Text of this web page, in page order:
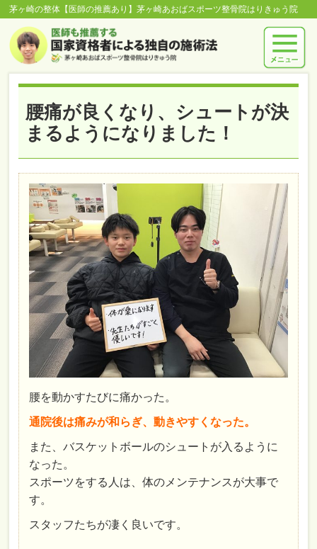
茅ヶ崎の整体【医師の推薦あり】茅ヶ崎あおばスポーツ整骨院はりきゅう院
腰痛が良くなり、シュートが決
まるようになりました！
腰を動かすたびに痛かった。
通院後は痛みが和らぎ、動きやすくなった。
また、バスケットボールのシュートが入るように
なった。
スポーツをする人は、体のメンテナンスが大事で
す。
スタッフたちが凄く良いです。